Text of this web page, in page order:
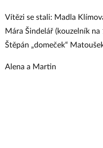
Vítězi se stali: Madla
Mára Šindelář (kouzelník na
Štěpán „domeček“
Alena a Martin